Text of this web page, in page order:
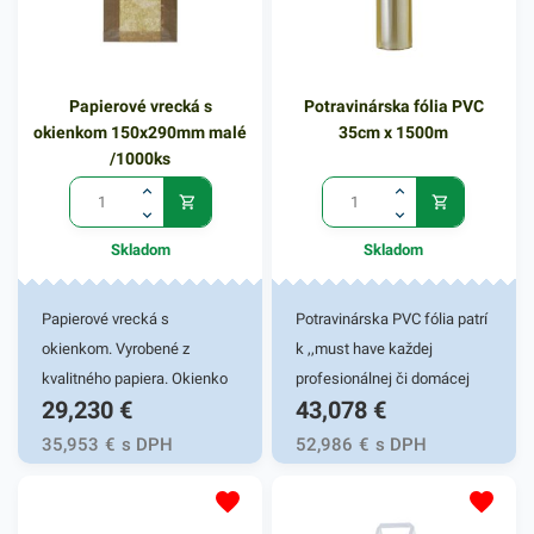
Papierové vrecká s
okienkom 150x290mm malé
/1000ks
Skladom
Papierové vrecká s
okienkom. Vyrobené z
kvalitného papiera. Okienko
zabezpečí hygienickú
identifikáciu tovaru
zabaleného vo vrecku.
29,230 €
35,953 € s DPH
Potravinárska fólia PVC
35cm x 1500m
Skladom
Potravinárska PVC fólia patrí
k ,,must have každej
profesionálnej či domácej
kuchyne. Vďaka dobrému
priľnutiu a nepriepustnosti
vzduchu, pachov a vlhkosti
uchovajú vaše potraviny dlho
svieže a voňavé. Manipulácia
43,078 €
52,986 € s DPH